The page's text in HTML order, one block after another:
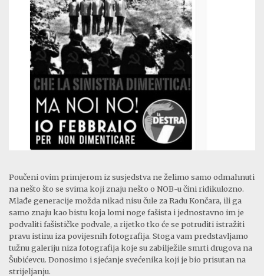
Poučeni ovim primjerom iz susjedstva ne želimo samo odmahnuti
na nešto što se svima koji znaju nešto o NOB-u čini ridikulozno.
Mlađe generacije možda nikad nisu čule za Radu Končara, ili ga
samo znaju kao bistu koja lomi noge fašista i jednostavno im je
podvaliti fašističke podvale, a rijetko tko će se potruditi istražiti
pravu istinu iza povijesnih fotografija. Stoga vam predstavljamo
tužnu galeriju niza fotografija koje su zabilježile smrti drugova na
Šubićevcu. Donosimo i sjećanje svećenika koji je bio prisutan na
strijeljanju.